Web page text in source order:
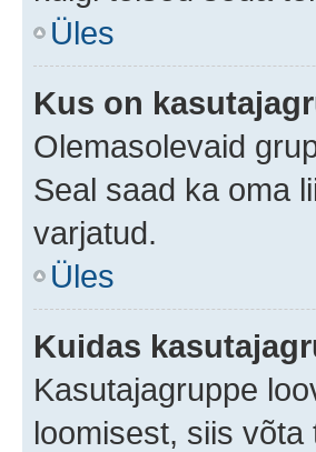
Üles
Kus on
Olemasolevaid
Seal saad ka oma
varjatud.
Üles
Kuidas
Kasutajagruppe
loomisest, siis